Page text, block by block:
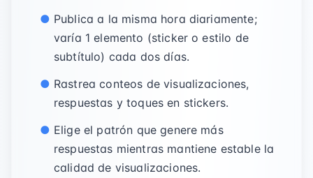
Publica a la misma hora diariamente;
varía 1 elemento (sticker o estilo de
subtítulo) cada dos días.
Rastrea conteos de visualizaciones,
respuestas y toques en stickers.
Elige el patrón que genere más
respuestas mientras mantiene estable la
calidad de visualizaciones.